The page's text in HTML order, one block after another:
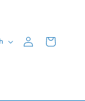
Einloggen
Warenkorb